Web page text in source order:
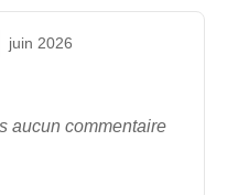
juin 2026
aucun commentaire